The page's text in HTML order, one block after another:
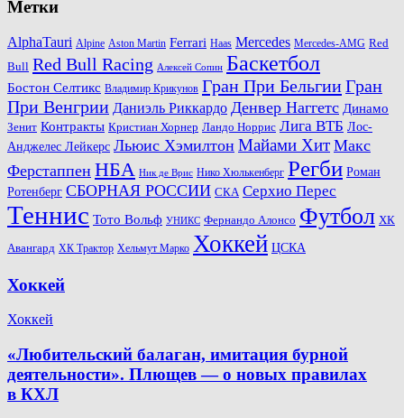
Метки
AlphaTauri Alpine Aston Martin Ferrari Haas Mercedes Mercedes-AMG Red
Bull Red Bull Racing Алексей Сопин Баскетбол
Бостон Селтикс Владимир Крикунов Гран При БельгииГран
При Венгрии Даниэль Риккардо Денвер Наггетс Динамо
Зенит Контракты Кристиан Хорнер Ландо Норрис Лига ВТБ Лос-
Анджелес Лейкерс Льюис Хэмилтон Майами Хит Макс
Ферстаппен НБА Ник де Врис Нико Хюлькенберг Регби Роман
Ротенберг СБОРНАЯ РОССИИ СКА Серхио Перес
Теннис Тото Вольф УНИКС Фернандо Алонсо Футбол ХК
Авангард ХК Трактор Хельмут Марко Хоккей ЦСКА
Хоккей
Хоккей
«Любительский балаган, имитация бурной
деятельности». Плющев — о новых правилах
в КХЛ